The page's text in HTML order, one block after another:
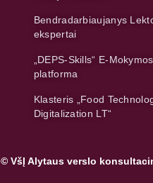
Bendradarbiaujanys
ekspertai
„DEPS-Skills“ E-
platforma
Klasteris „Food
Digitalization LT“
© VšĮ Alytaus verslo